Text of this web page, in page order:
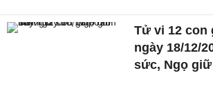
Tử vi 12 con
ngày 18/12/
sức, Ngọ